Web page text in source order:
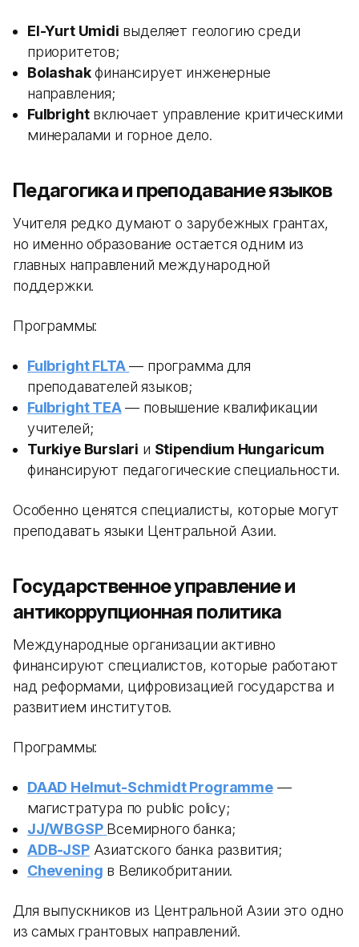
El-Yurt Umidi выделяет геологию среди
приоритетов;
Bolashakфинансирует инженерные
направления;
Fulbrightвключает управление критическими
минералами и горное дело.
Педагогика и преподавание языков
Учителя редко думают о зарубежных грантах,
но именно образование остается одним из
главных направлений международной
поддержки.
Программы:
Fulbright FLTA — программа для
преподавателей языков;
Fulbright TEA— повышение квалификации
учителей;
Turkiye Burslari и Stipendium Hungaricum
финансируют педагогические специальности.
Особенно ценятся специалисты, которые могут
преподавать языки Центральной Азии.
Государственное управление и
антикоррупционная политика
Международные организации активно
финансируют специалистов, которые работают
над реформами, цифровизацией государства и
развитием институтов.
Программы:
DAAD Helmut-Schmidt Programme—
магистратура по public policy;
JJ/WBGSP Всемирного банка;
ADB-JSPАзиатского банка развития;
Chevening в Великобритании.
Для выпускников из Центральной Азии это одно
из самых грантовых направлений.